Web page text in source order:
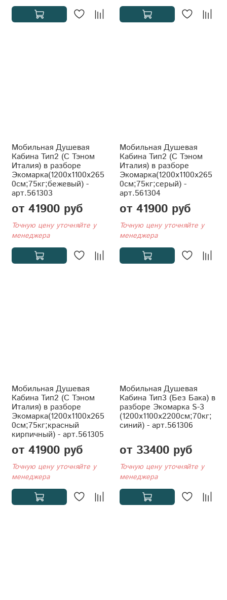
Мобильная Душевая
Кабина Тип2 (С Тэном
Италия) в разборе
Экомарка(1200x1100x265
0см;75кг;бежевый) -
арт.561303
от 41900 руб
Точную цену уточняйте у
менеджера
Мобильная Душевая
Кабина Тип2 (С Тэном
Италия) в разборе
Экомарка(1200x1100x265
0см;75кг;серый) -
арт.561304
от 41900 руб
Точную цену уточняйте у
менеджера
Мобильная Душевая
Кабина Тип2 (С Тэном
Италия) в разборе
Экомарка(1200x1100x265
0см;75кг;красный
кирпичный) - арт.561305
от 41900 руб
Точную цену уточняйте у
менеджера
Мобильная Душевая
Кабина Тип3 (Без Бака) в
разборе Экомарка S-3
(1200x1100x2200см;70кг;
синий) - арт.561306
от 33400 руб
Точную цену уточняйте у
менеджера